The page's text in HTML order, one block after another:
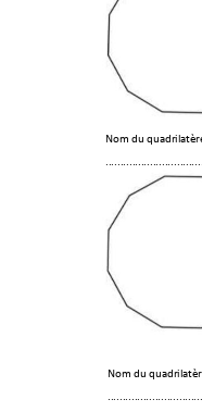
Nom du quadril
Nom du quadril